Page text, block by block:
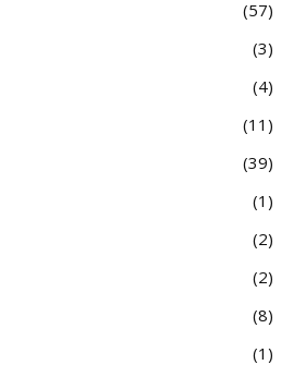
57
3
4
11
39
1
2
2
8
1